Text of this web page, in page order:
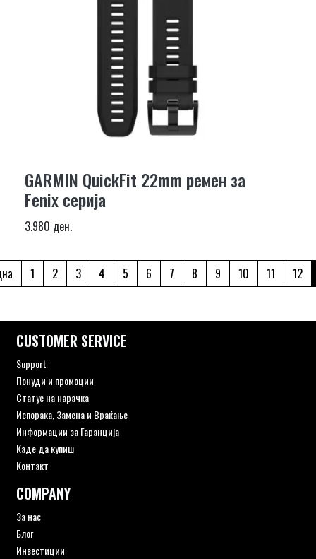
GARMIN QuickFit 22mm ремен за
Fenix серија
3.980 ден.
1 2 3 4 5 6 7 8 9 10 11 12
CUSTOMER SERVICE
Support
Понуди и промоции
Статус на нарачка
Испорака, Замена и Враќање
Информации за Гаранција
Каде да купиш
Контакт
COMPANY
За нас
Блог
Инвестиции